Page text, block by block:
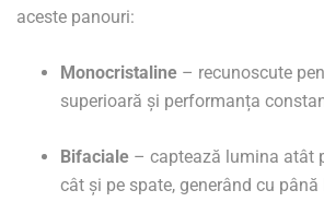
aceste panouri:
Monocristaline – recunoscute
superioară și performanța
Bifaciale – captează lumina atât
cât și pe spate, generând cu